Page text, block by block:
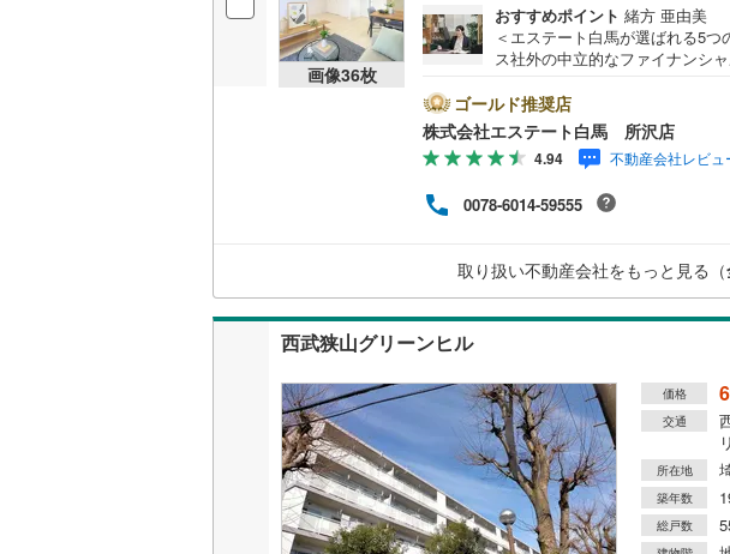
画像36枚
おすすめポイント 緒方 亜由美
＜エステート白馬が選ばれる5
ス社外の中立的なファイナンシ
報が豊富所沢市を中心にたくさ
ト広告前の物件も多数取り揃え
けください。3.自社グループで
ム、注文建築部門の相談スペー
フがおりますのでご見学とあわ
けます4.年中無休（年末年始除
この時間はお電話でのお問合
用意しております。ご見学ご希
料）をボタンからご予約くださ
ゴールド推奨店
株式会社エステート白馬 所沢店
4.94 不動産会社レビュ
0078-6014-59555
取り扱い不動産会社をもっと見る（
西武狭山グリーンヒル
価格
交通
所在地
築年数
総戸数
浴室
浴室乾燥機あり
バルコニー、庭
ルーフバルコニー（
収納
（0
販売、価格、契約、入居関連など
即入居可能（2）
オンライン対応